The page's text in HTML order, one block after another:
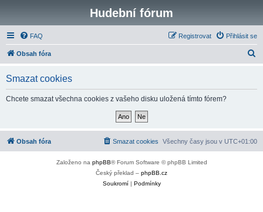
Hudební fórum
FAQ Přihlásit se
Registrovat
Obsah fóra
Smazat cookies
Chcete smazat všechna cookies z vašeho disku uložená tímto fórem?
Obsah fóra Všechny časy jsou v UTC+01:00
Smazat cookies
Založeno na phpBB® Forum Software © phpBB Limited
Český překlad – phpBB.cz
Soukromí| Podmínky